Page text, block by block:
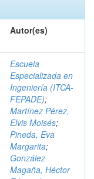
Autor(es)
Escuela
Especializada en
Ingeniería (ITCA-
FEPADE);
Martínez Pérez,
Elvis Moisés;
Pineda, Eva
Margarita;
González
Magaña, Héctor